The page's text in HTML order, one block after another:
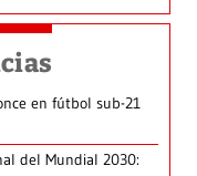
en fútbol sub-21
del Mundial 2030: